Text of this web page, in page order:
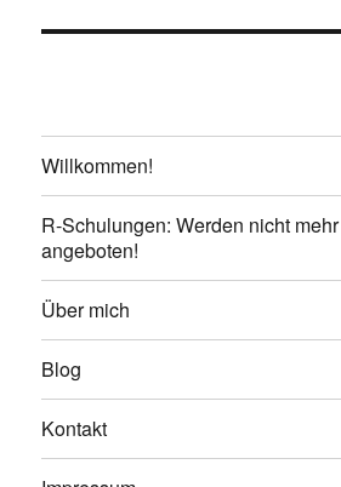
Willkommen!
R-Schulungen: Werden nicht mehr
angeboten!
Über mich
Blog
Kontakt